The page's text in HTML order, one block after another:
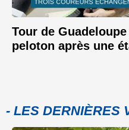
Tour de
peloton après une
- LES DERNIÈRES